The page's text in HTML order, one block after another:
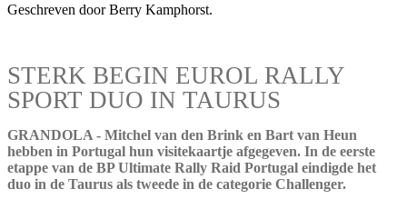
Geschreven door Berry Kamphorst.
STERK BEGIN EUROL RALLY
SPORT DUO IN TAURUS
GRANDOLA - Mitchel van den Brink en Bart van Heun
hebben in Portugal hun visitekaartje afgegeven. In de eerste
etappe van de BP Ultimate Rally Raid Portugal eindigde het
duo in de Taurus als tweede in de categorie Challenger.